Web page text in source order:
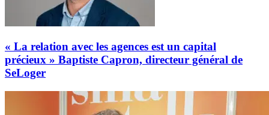
« La relation avec les agences est un capital
précieux » Baptiste Capron, directeur général de
SeLoger